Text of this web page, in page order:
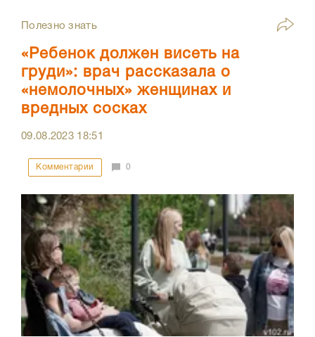
Полезно знать
«Ребенок должен висеть на
груди»: врач рассказала о
«немолочных» женщинах и
вредных сосках
09.08.2023 18:51
Комментарии 0